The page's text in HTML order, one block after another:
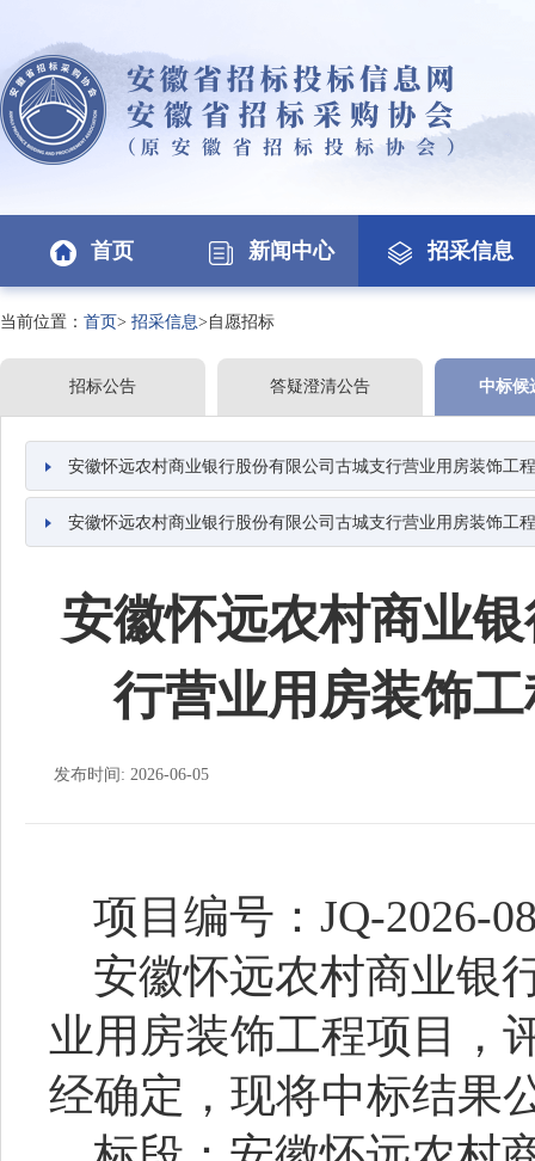
首页 新闻中心 招采信息
当前位置： 首页> 招采信息>自愿招标
招标公告 答疑澄清公告 中标候
安徽怀远农村商业银行股份有限公司古城支行营业用房装饰工
安徽怀远农村商业银行股份有限公司古城支行营业用房装饰工
安徽怀远农村商业
行营业用房装饰
发布时间: 2026-06-05
项目编号：JQ-2026-
安徽怀远农村商业银
业用房装饰工程项目
，
经确定，现将中标结果